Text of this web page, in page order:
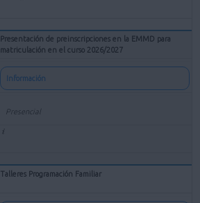
Presentación de preinscripciones en la EMMD para
matriculación en el curso 2026/2027
Información
Presencial
Talleres Programación Familiar